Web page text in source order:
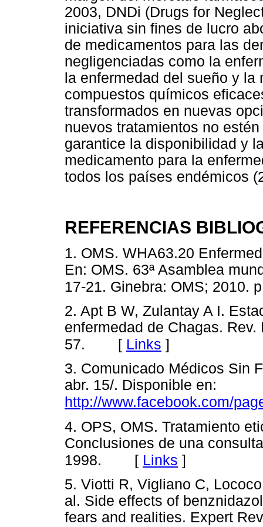
2003, DNDi (Drugs for
iniciativa sin fines de lucro
de medicamentos para las
negligenciadas como la
la enfermedad del sueño y
compuestos químicos
transformados en nuevas
nuevos tratamientos no
garantice la disponibilidad y
medicamento para la
todos los países endémicos
REFERENCIAS
1. OMS. WHA63.20
En: OMS. 63ª Asamblea
17-21. Ginebra: OMS; 2010.
2. Apt B W, Zulantay A I.
enfermedad de Chagas.
57. [ Links ]
3. Comunicado Médicos Sin
abr. 15/. Disponible en:
http://www.facebook.com/
4. OPS, OMS. Tratamiento
Conclusiones de una
1998. [ Links ]
5. Viotti R, Vigliano C,
al. Side effects of
fears and realities. Expert